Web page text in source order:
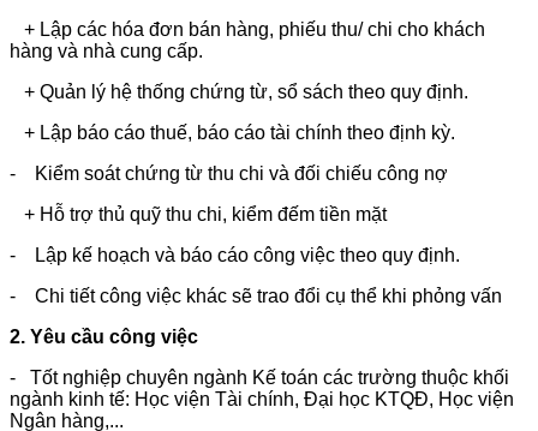
+ Lập các hóa đơn bán hàng, phiếu thu/ chi cho khách
hàng và nhà cung cấp.
+ Quản lý hệ thống chứng từ, sổ sách theo quy định.
+ Lập báo cáo thuế, báo cáo tài chính theo định kỳ.
- Kiểm soát chứng từ thu chi và đối chiếu công nợ
+ Hỗ trợ thủ quỹ thu chi, kiểm đếm tiền mặt
- Lập kế hoạch và báo cáo công việc theo quy định.
- Chi tiết công việc khác sẽ trao đổi cụ thể khi phỏng vấn
2. Yêu cầu công việc
- Tốt nghiệp chuyên ngành Kế toán các trường thuộc khối
ngành kinh tế: Học viện Tài chính, Đại học KTQĐ, Học viện
Ngân hàng,...